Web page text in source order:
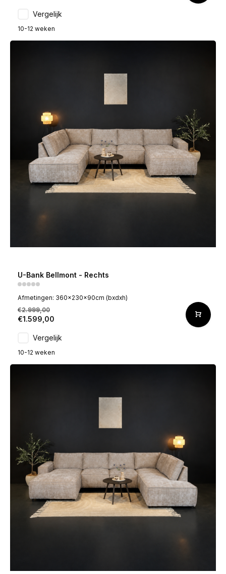
Vergelijk
10-12 weken
U-Bank Bellmont - Rechts
Afmetingen: 360x230x90cm (bxdxh)
€2.999,00
€1.599,00
Vergelijk
10-12 weken